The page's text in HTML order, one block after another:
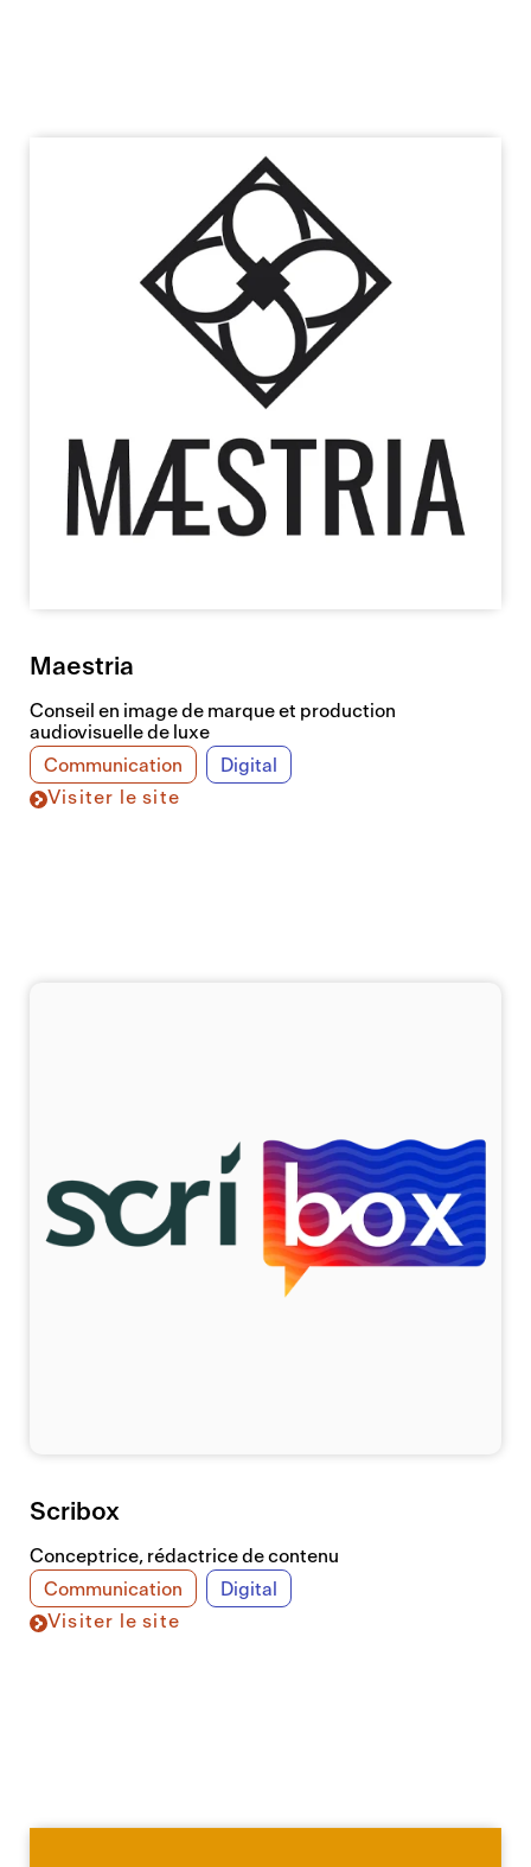
Maestria
Conseil en image de marque et production
audiovisuelle de luxe
Communication
Digital
Visiter le site
Scribox
Conceptrice, rédactrice de contenu
Communication
Digital
Visiter le site